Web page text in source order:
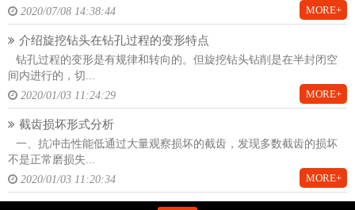
2020/07/08 14:38:44
MORE+
介绍旋挖钻头在钻孔过程的变形特点
钻孔过程的变形是有规律和转向的。但旋挖钻头钻削是在半封闭空
间内进行的，切...
2020/01/03 11:24:29
MORE+
截齿损坏形式分析
一、抗冲击性能低通过大量观察损坏的截齿，发现多数截齿的损坏
不是正常磨损失...
2020/01/03 11:20:34
MORE+